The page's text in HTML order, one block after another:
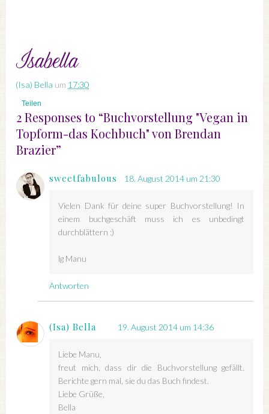
(Isa) Bella um 17:30
Teilen
2 Responses to “Buchvorstellung "Vegan in
Topform-das Kochbuch" von Brendan
Brazier”
sweetfabulous 18. August 2014 um 21:30
Vielen Dank für deine super Buchvorstellung! In
einem buchgeschäft muss ich es unbedingt
durchblättern :)
lg Manu
Antworten
(Isa) Bella 19. August 2014 um 14:36
Liebe Manu,
freut mich, dass dir die Buchvorstellung gefällt.
Berichte gern mal, sie du das Buch findest.
Liebe Grüße,
Bella